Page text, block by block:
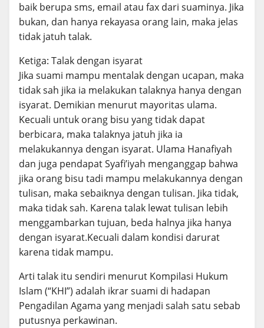
baik berupa sms, email atau fax dari suaminya. Jika
bukan, dan hanya rekayasa orang lain, maka jelas
tidak jatuh talak.
Ketiga: Talak dengan isyarat
Jika suami mampu mentalak dengan ucapan, maka
tidak sah jika ia melakukan talaknya hanya dengan
isyarat. Demikian menurut mayoritas ulama.
Kecuali untuk orang bisu yang tidak dapat
berbicara, maka talaknya jatuh jika ia
melakukannya dengan isyarat. Ulama Hanafiyah
dan juga pendapat Syafi’iyah menganggap bahwa
jika orang bisu tadi mampu melakukannya dengan
tulisan, maka sebaiknya dengan tulisan. Jika tidak,
maka tidak sah. Karena talak lewat tulisan lebih
menggambarkan tujuan, beda halnya jika hanya
dengan isyarat.Kecuali dalam kondisi darurat
karena tidak mampu.
Arti talak itu sendiri menurut Kompilasi Hukum
Islam (“KHI”) adalah ikrar suami di hadapan
Pengadilan Agama yang menjadi salah satu sebab
putusnya perkawinan.